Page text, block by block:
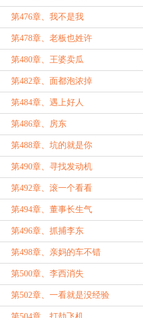
第476章、我不是我
第478章、老板也姓许
第480章、王婆卖瓜
第482章、面都泡浓掉
第484章、遇上好人
第486章、房东
第488章、坑的就是你
第490章、寻找发动机
第492章、滚一个看看
第494章、董事长生气
第496章、抓捕李东
第498章、亲妈的车不错
第500章、李西消失
第502章、一看就是没经验